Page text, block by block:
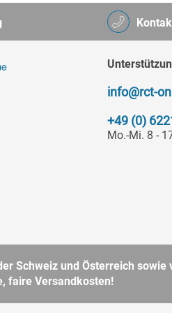
info@rct-
+49 (0)
Mo.-Mi. 8 -
Schweiz und Österreich sowie
faire Versandkosten!